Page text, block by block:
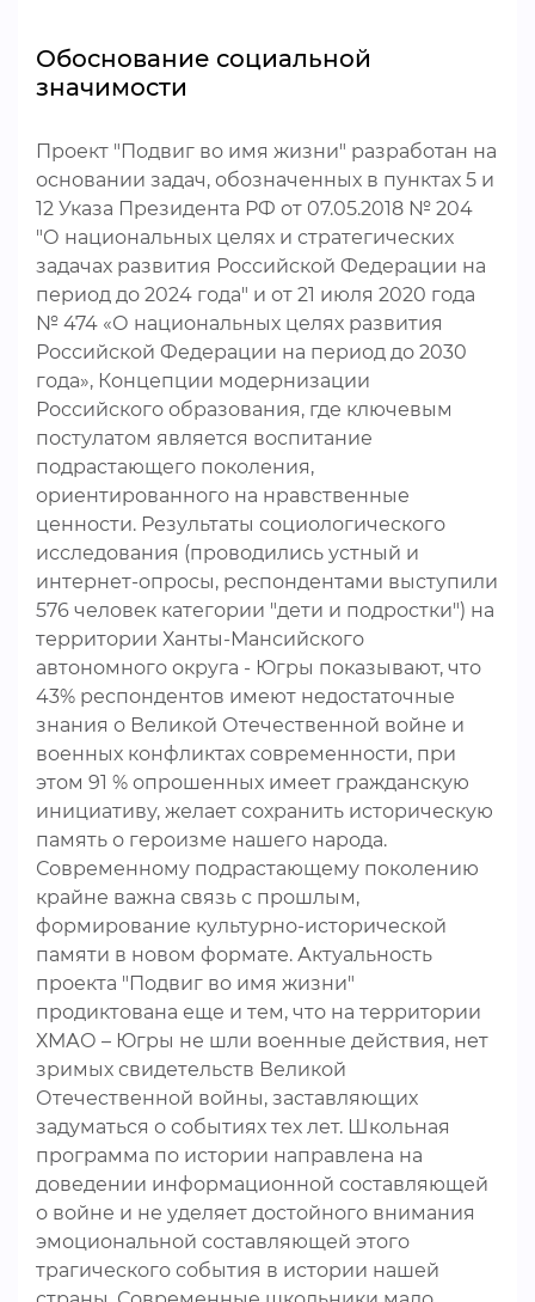
Обоснование социальной
значимости
Проект "Подвиг во имя жизни" разработан на
основании задач, обозначенных в пунктах 5 и
12 Указа Президента РФ от 07.05.2018 № 204
"О национальных целях и стратегических
задачах развития Российской Федерации на
период до 2024 года" и от 21 июля 2020 года
№ 474 «О национальных целях развития
Российской Федерации на период до 2030
года», Концепции модернизации
Российского образования, где ключевым
постулатом является воспитание
подрастающего поколения,
ориентированного на нравственные
ценности. Результаты социологического
исследования (проводились устный и
интернет-опросы, респондентами выступили
576 человек категории "дети и подростки") на
территории Ханты-Мансийского
автономного округа - Югры показывают, что
43% респондентов имеют недостаточные
знания о Великой Отечественной войне и
военных конфликтах современности, при
этом 91 % опрошенных имеет гражданскую
инициативу, желает сохранить историческую
память о героизме нашего народа.
Современному подрастающему поколению
крайне важна связь с прошлым,
формирование культурно-исторической
памяти в новом формате. Актуальность
проекта "Подвиг во имя жизни"
продиктована еще и тем, что на территории
ХМАО – Югры не шли военные действия, нет
зримых свидетельств Великой
Отечественной войны, заставляющих
задуматься о событиях тех лет. Школьная
программа по истории направлена на
доведении информационной составляющей
о войне и не уделяет достойного внимания
эмоциональной составляющей этого
трагического события в истории нашей